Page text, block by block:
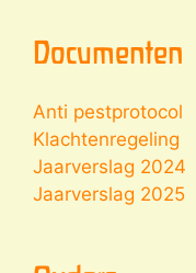
Documenten
Anti pestprotocol
Klachtenregeling
Jaarverslag 2024
Jaarverslag 2025